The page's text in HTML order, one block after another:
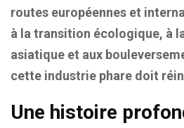
routes européennes et
à la transition écologique, à
asiatique et aux
cette industrie phare doit
Une histoire